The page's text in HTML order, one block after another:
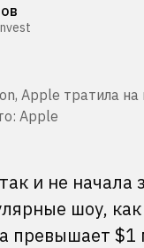
Apple тратила на
Apple
и не начала
шоу,
превышает $1